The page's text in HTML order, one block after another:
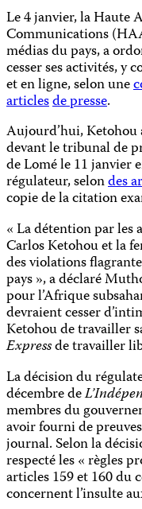
Le 4 janvier, la Haute
Communications
médias du pays, a
cesser ses activités, y
et en ligne, selon une
articlesde presse.
Aujourd’hui,
devant le tribunal de
de Lomé le 11 janvier
régulateur, selondes
copie de la citation
« La détention par les
Carlos Ketohou et la
des violations
pays », a déclaré
pour l’Afrique
devraient cesser
Ketohou de travailler
Expressde travailler
La décision du
décembre de
membres du
avoir fourni de
journal. Selon la
respecté les « règles
articles 159 et 160 du
concernent l’insulte